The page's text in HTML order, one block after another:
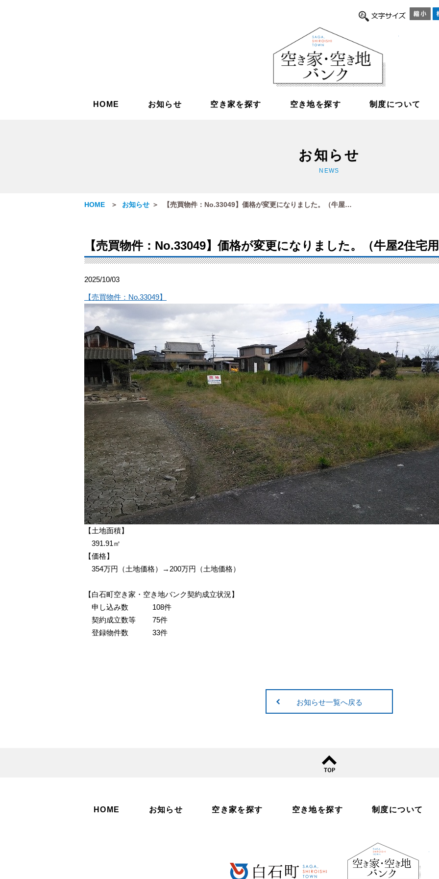
HOME お知らせ 空き家を探す 空き地を探す 制度について
お知らせ
NEWS
HOME お知らせ 【売買物件：No.33049】価格が変更になりました。（牛屋…
【売買物件：No.33049】価格が変更になりました。（牛屋2住宅
2025/10/03
【売買物件：No.33049】
【土地面積】
391.91㎡
【価格】
354万円（土地価格）→200万円（土地価格）
【白石町空き家・空き地バンク契約成立状況】
申し込み数 108件
契約成立数等 75件
登録物件数 33件
お知らせ一覧へ戻る
HOME お知らせ 空き家を探す 空き地を探す 制度について
白石町